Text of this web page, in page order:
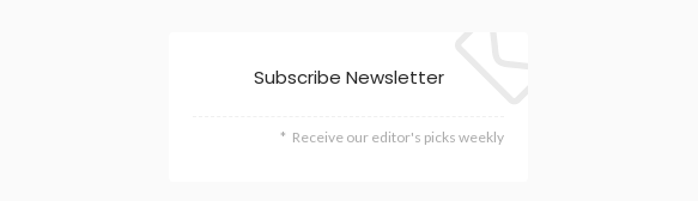
Subscribe Newsletter
Receive our editor's picks weekly